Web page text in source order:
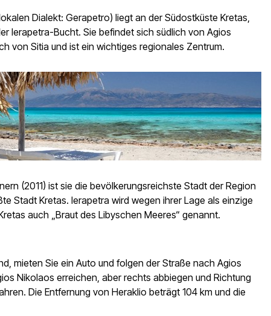
Dialekt: Gerapetro) liegt an der Südostküste Kretas,
Ierapetra-Bucht. Sie befindet sich südlich von Agios
von Sitia und ist ein wichtiges regionales Zentrum.
(2011) ist sie die bevölkerungsreichste Stadt der Region
Stadt Kretas. Ierapetra wird wegen ihrer Lage als einzige
auch „Braut des Libyschen Meeres“ genannt.
mieten Sie ein Auto und folgen der Straße nach Agios
Nikolaos erreichen, aber rechts abbiegen und Richtung
Die Entfernung von Heraklio beträgt 104 km und die